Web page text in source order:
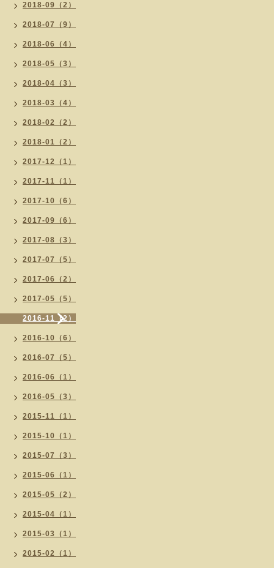
2018-09（2）
2018-07（9）
2018-06（4）
2018-05（3）
2018-04（3）
2018-03（4）
2018-02（2）
2018-01（2）
2017-12（1）
2017-11（1）
2017-10（6）
2017-09（6）
2017-08（3）
2017-07（5）
2017-06（2）
2017-05（5）
2016-11（2）
2016-10（6）
2016-07（5）
2016-06（1）
2016-05（3）
2015-11（1）
2015-10（1）
2015-07（3）
2015-06（1）
2015-05（2）
2015-04（1）
2015-03（1）
2015-02（1）